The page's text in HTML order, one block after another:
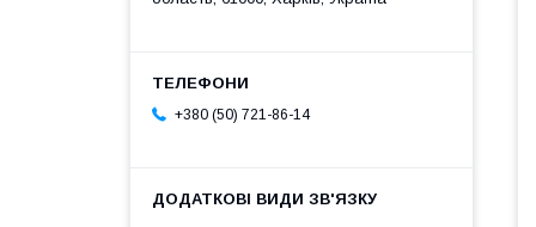
+380 (50) 721-86-14